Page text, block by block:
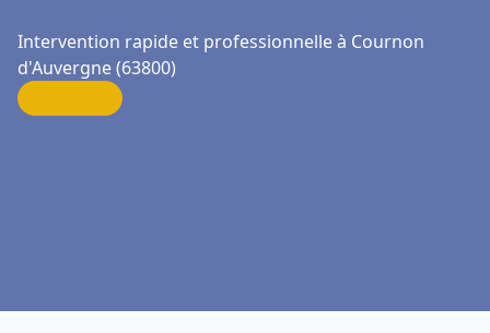
Intervention rapide et professionnelle à Cournon
d'Auvergne (63800)